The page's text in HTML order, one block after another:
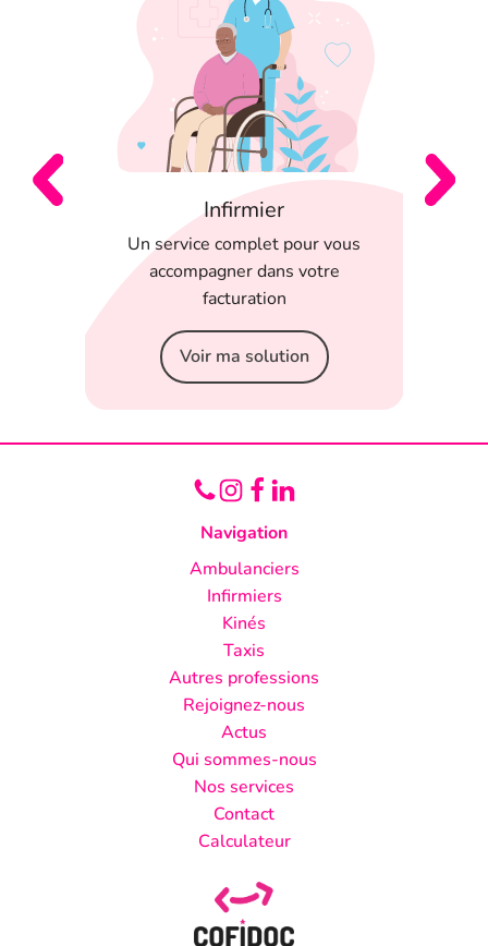
Infirmier
Un service complet pour vous
accompagner dans votre
facturation
Voir ma solution
Navigation
Ambulanciers
Infirmiers
Kinés
Taxis
Autres professions
Rejoignez-nous
Actus
Qui sommes-nous
Nos services
Contact
Calculateur